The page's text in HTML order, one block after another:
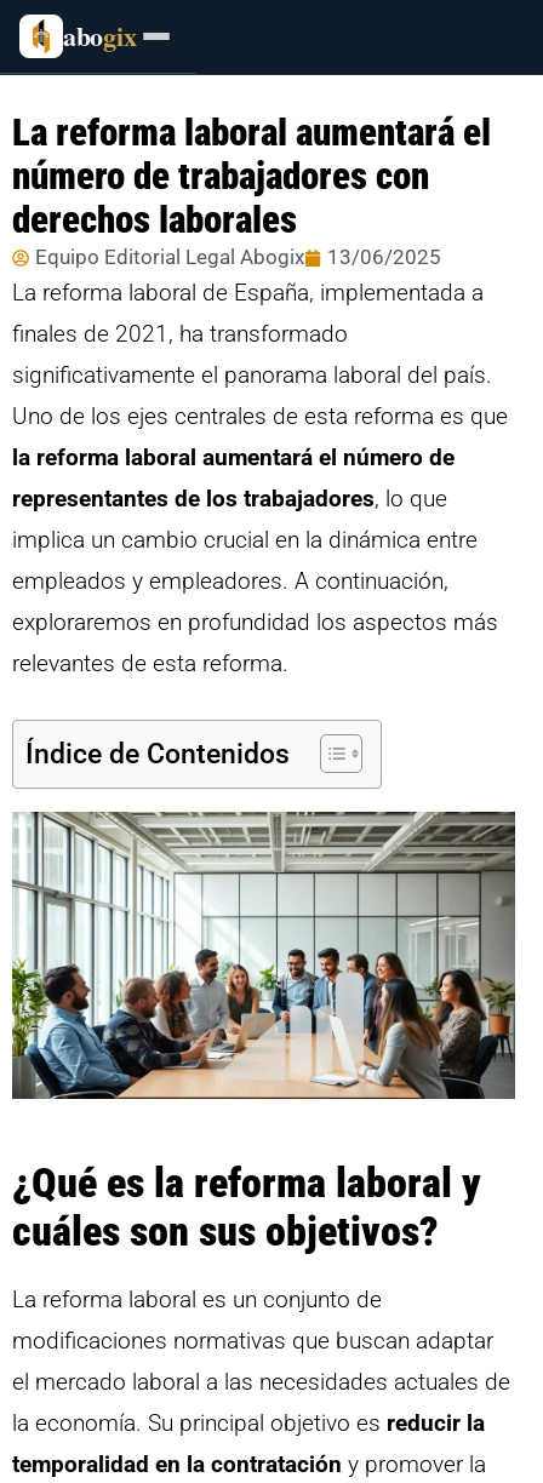
abogix
La reforma laboral aumentará el
número de trabajadores con
derechos laborales
Equipo Editorial Legal Abogix 13/06/2025
La reforma laboral de España, implementada a
finales de 2021, ha transformado
significativamente el panorama laboral del país.
Uno de los ejes centrales de esta reforma es que
la reforma laboral aumentará el número de
representantes de los trabajadores, lo que
implica un cambio crucial en la dinámica entre
empleados y empleadores. A continuación,
exploraremos en profundidad los aspectos más
relevantes de esta reforma.
Índice de Contenidos
¿Qué es la reforma laboral y
cuáles son sus objetivos?
La reforma laboral es un conjunto de
modificaciones normativas que buscan adaptar
el mercado laboral a las necesidades actuales de
la economía. Su principal objetivo es reducir la
temporalidad en la contratación y promover la